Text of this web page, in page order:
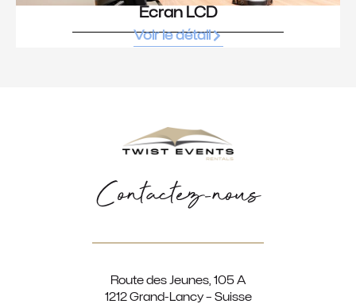
Écran LCD
Voir le détail
Contactez-nous
Route des Jeunes, 105 A
1212 Grand-Lancy – Suisse